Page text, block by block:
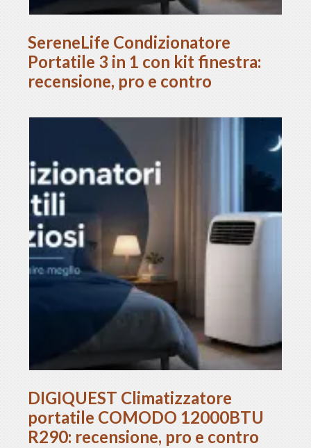
SereneLife Condizionatore
Portatile 3 in 1 con kit finestra:
recensione, pro e contro
DIGIQUEST Climatizzatore
portatile COMODO 12000BTU
R290: recensione, pro e contro